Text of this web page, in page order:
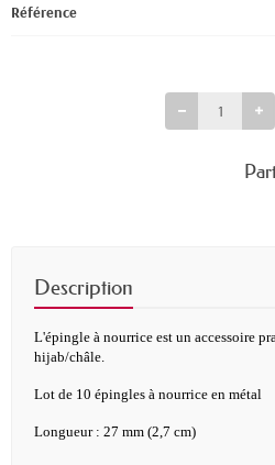
Référence
Description
L'épingle à nourrice est un accessoire
hijab/châle.
Lot de 10 épingles à nourrice en métal
Longueur : 27 mm (2,7 cm)